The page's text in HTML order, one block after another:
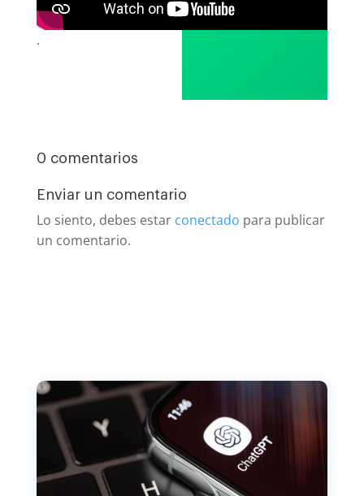
.
0 comentarios
Enviar un comentario
Lo siento, debes estar conectado para publicar
un comentario.